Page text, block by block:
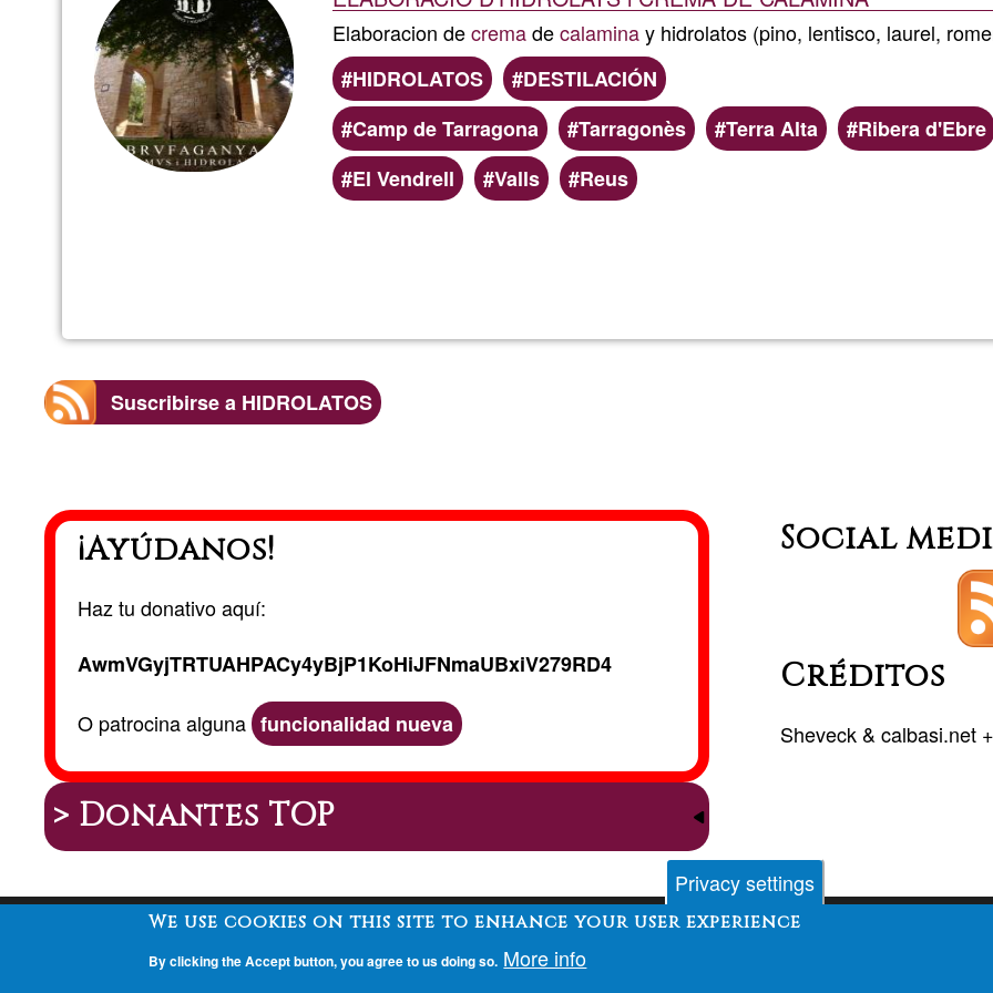
Elaboracion decremadecalaminay hidrolatos (pino, lentisco, laurel,
HIDROLATOS
DESTILACIÓN
Camp de Tarragona
Tarragonès Terra Alta Ribera d'Ebre
El Vendrell
Valls Reus
Suscribirse a HIDROLATOS
¡Ayúdanos!
Haz tu donativo aquí:
AwmVGyjTRTUAHPACy4yBjP1KoHiJFNmaUBxiV279RD4
O patrocina alguna funcionalidad nueva
> Donantes TOP
Social
Créditos
Sheveck&calbasi.net+
Privacy settings
We use cookies on this site to enhance your user experience
By clicking the Accept button, you agree to us doing so. More info